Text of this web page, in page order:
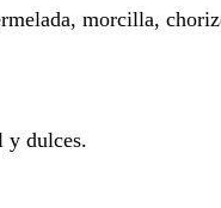
morcilla,
y dulces.